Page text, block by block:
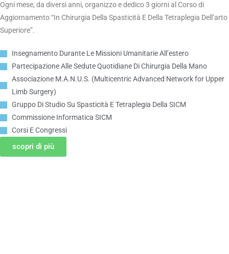
Ogni mese, da diversi anni, organizzo e dedico 3 giorni al Corso di
Aggiornamento “In Chirurgia Della Spasticità E Della Tetraplegia Dell’arto
Superiore”.
Insegnamento Durante Le Missioni Umanitarie All’estero
Partecipazione Alle Sedute Quotidiane Di Chirurgia Della Mano
Associazione M.A.N.U.S. (Multicentric Advanced Network for Upper
Limb Surgery)
Gruppo Di Studio Su Spasticità E Tetraplegia Della SICM
Commissione Informatica SICM
Corsi E Congressi
scopri di più